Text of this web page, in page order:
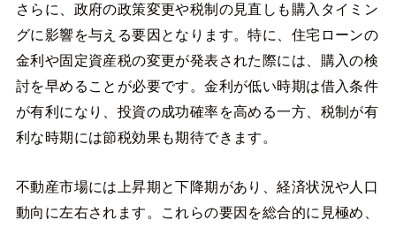
さらに、政府の政策変更や税制の見直しも購入タイミン
グに影響を与える要因となります。特に、住宅ローンの
金利や固定資産税の変更が発表された際には、購入の検
討を早めることが必要です。金利が低い時期は借入条件
が有利になり、投資の成功確率を高める一方、税制が有
利な時期には節税効果も期待できます。
不動産市場には上昇期と下降期があり、経済状況や人口
動向に左右されます。これらの要因を総合的に見極め、